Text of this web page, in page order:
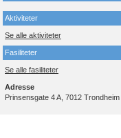
Aktiviteter
Se alle aktiviteter
Fasiliteter
Se alle fasiliteter
Adresse
Prinsensgate 4 A, 7012 Trondheim